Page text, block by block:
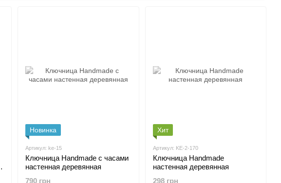
Новинка
Артикул: ke-15
Ключница Handmade с часами
настенная деревянная
790 грн
Хит
Артикул: KE-2-170
Ключница Handmade
настенная деревянная
298 грн